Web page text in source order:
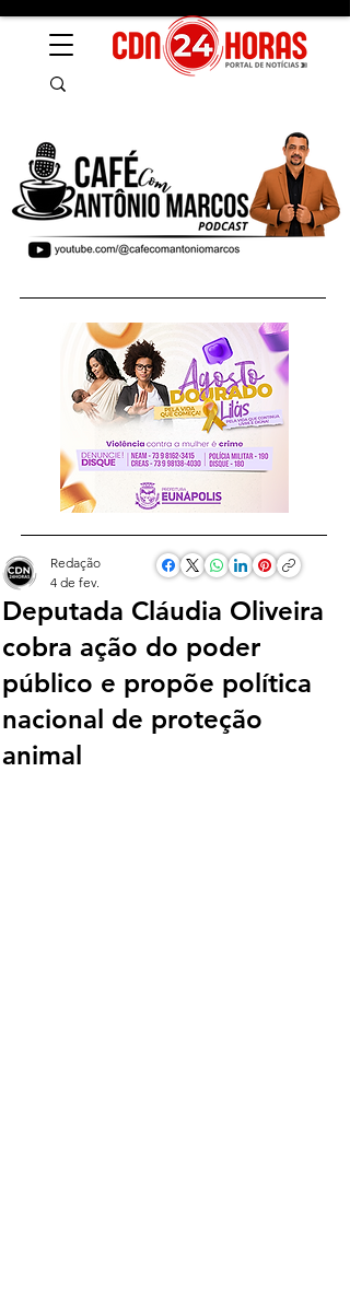
Deputada Cláudia Oliveira
cobra ação do poder
público e propõe política
nacional de proteção
animal
Redação
4 de fev.